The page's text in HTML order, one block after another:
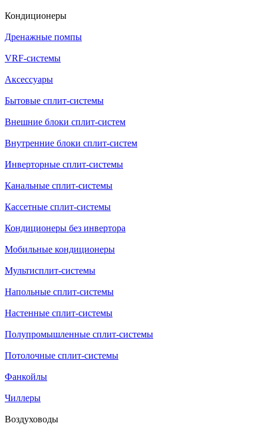
Кондиционеры
Дренажные помпы
VRF-системы
Аксессуары
Бытовые сплит-системы
Внешние блоки сплит-систем
Внутренние блоки сплит-систем
Инверторные сплит-системы
Канальные сплит-системы
Кассетные сплит-системы
Кондиционеры без инвертора
Мобильные кондиционеры
Мультисплит-системы
Напольные сплит-системы
Настенные сплит-системы
Полупромышленные сплит-системы
Потолочные сплит-системы
Фанкойлы
Чиллеры
Воздуховоды